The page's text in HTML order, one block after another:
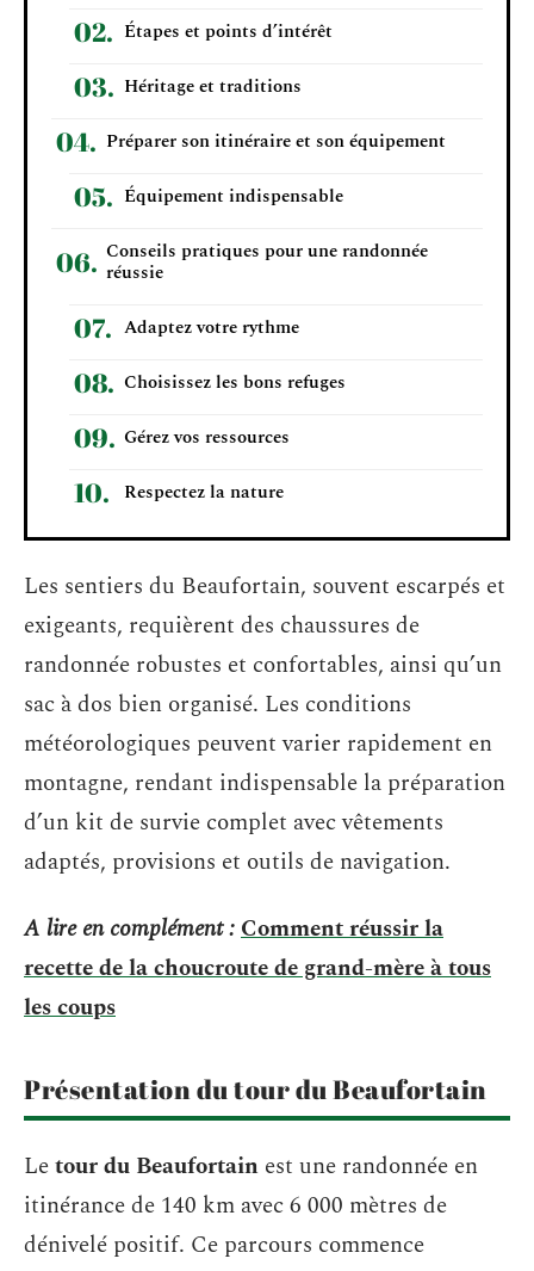
Étapes et points d’intérêt
Héritage et traditions
Préparer son itinéraire et son équipement
Équipement indispensable
Conseils pratiques pour une randonnée
réussie
Adaptez votre rythme
Choisissez les bons refuges
Gérez vos ressources
Respectez la nature
Les sentiers du Beaufortain, souvent escarpés et
exigeants, requièrent des chaussures de
randonnée robustes et confortables, ainsi qu’un
sac à dos bien organisé. Les conditions
météorologiques peuvent varier rapidement en
montagne, rendant indispensable la préparation
d’un kit de survie complet avec vêtements
adaptés, provisions et outils de navigation.
A lire en complément :Comment réussir la
recette de la choucroute de grand-mère à tous
les coups
Présentation du tour du Beaufortain
Letour du Beaufortain est une randonnée en
itinérance de 140 km avec 6 000 mètres de
dénivelé positif. Ce parcours commence